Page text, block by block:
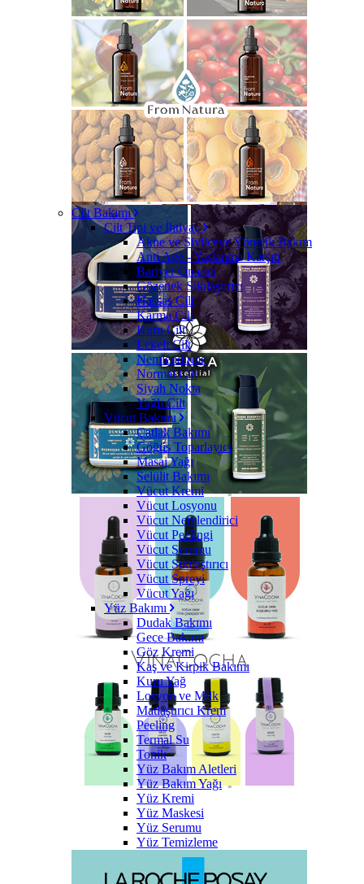
Cilt Bakımı
Cilt Tipi ve İhtiyaç
Akne ve Sivilceye Yönelik Bakım
Anti Age - Yaşlanma Karşıtı
Bariyer Onarıcı
Gözenek Sıkılaştırıcı
Hassas Cilt
Karma Cilt
Kuru Cilt
Lekeli Cilt
Nemlendirme
Normal Cilt
Siyah Nokta
Yağlı Cilt
Vücut Bakımı
Çatlak Bakımı
Göğüs Toparlayıcı
Masaj Yağı
Selülit Bakımı
Vücut Kremi
Vücut Losyonu
Vücut Nemlendirici
Vücut Peelingi
Vücut Serumu
Vücut Sıkılaştırıcı
Vücut Spreyi
Vücut Yağı
Yüz Bakımı
Dudak Bakımı
Gece Bakımı
Göz Kremi
Kaş ve Kirpik Bakımı
Kuru Yağ
Losyon ve Milk
Matlaştırıcı Krem
Peeling
Termal Su
Tonik
Yüz Bakım Aletleri
Yüz Bakım Yağı
Yüz Kremi
Yüz Maskesi
Yüz Serumu
Yüz Temizleme